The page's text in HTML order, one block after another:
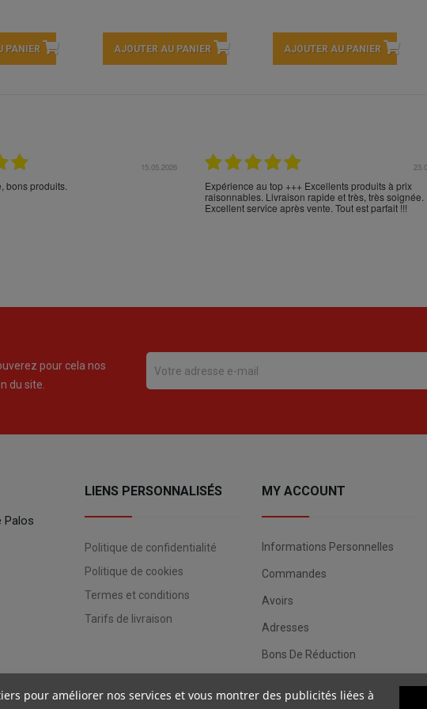
PANIER AJOUTER AU PANIER AJOUTER AU PANIER
17.04.2026
bières *** 0% en Espagne et n'en
Comme d'habitude, excellent emballage, mais
aberrant de NOVA POST (versus FEDEX): Cabos de
Palos - Alicante - Barcelone - Milan - Nice - Monoblet
pour cela nos
du site.
Palos
LIENS PERSONNALISÉS
Politique de confidentialité
Politique de cookies
Termes et conditions
Tarifs de livraison
MY ACCOUNT
Informations Personnelles
Commandes
Avoirs
Adresses
Bons De Réduction
pour améliorer nos services et vous montrer des publicités liées à